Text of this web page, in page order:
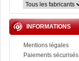
INFORMATIONS
Mentions légales
Paiements sécurisés